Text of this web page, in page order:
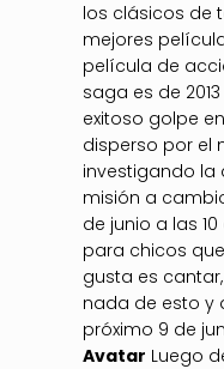
los clásicos de
mejores
película de
saga es de
exitoso golpe
disperso por el
investigando la
misión a
de junio a las
para chicos
gusta es
nada de esto y
próximo 9 de
Avatar Luego